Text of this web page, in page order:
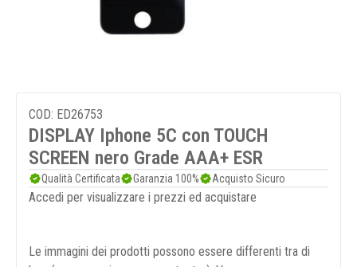
COD: ED26753
DISPLAY Iphone 5C con TOUCH
SCREEN nero Grade AAA+ ESR
Qualità Certificata Garanzia 100% Acquisto Sicuro
Accedi per visualizzare i prezzi ed acquistare
Le immagini dei prodotti possono essere differenti tra di